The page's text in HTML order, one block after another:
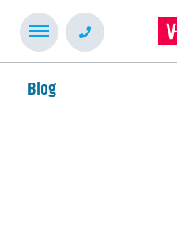
Blog